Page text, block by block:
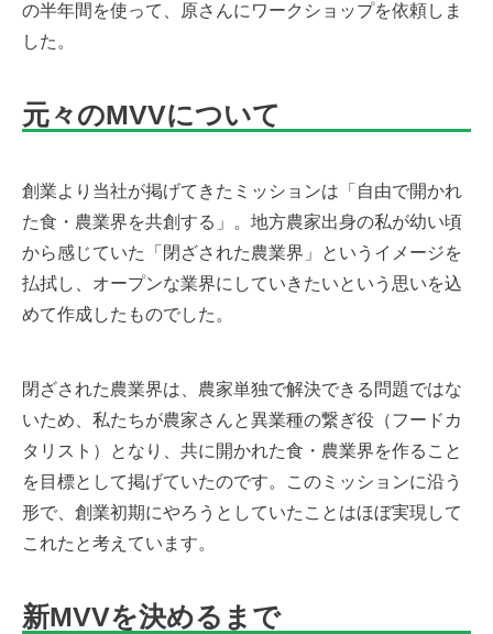
の半年間を使って、原さんにワークショップを依頼しま
した。
元々のMVVについて
創業より当社が掲げてきたミッションは「自由で開かれ
た食・農業界を共創する」。地方農家出身の私が幼い頃
から感じていた「閉ざされた農業界」というイメージを
払拭し、オープンな業界にしていきたいという思いを込
めて作成したものでした。
閉ざされた農業界は、農家単独で解決できる問題ではな
いため、私たちが農家さんと異業種の繋ぎ役（フードカ
タリスト）となり、共に開かれた食・農業界を作ること
を目標として掲げていたのです。このミッションに沿う
形で、創業初期にやろうとしていたことはほぼ実現して
これたと考えています。
新MVVを決めるまで